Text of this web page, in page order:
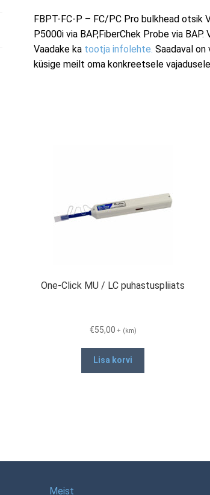
FBPT-FC-P – FC/PC Pro bulkhead otsik
P5000i via BAP,FiberChek Probe via
Vaadake ka tootja infolehte. Saadaval on
küsige meilt oma konkreetsele
One-Click MU / LC puhastuspliiats
€55,00 + (km)
Lisa korvi
Meist